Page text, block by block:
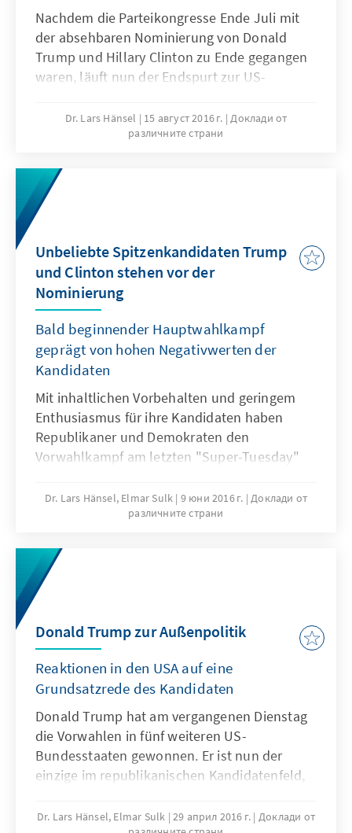
Nachdem die Parteikongresse Ende Juli mit
der absehbaren Nominierung von Donald
Trump und Hillary Clinton zu Ende gegangen
waren, läuft nun der Endspurt zur US-
Jetzt richtet sich im Hauptwahlkampf der
Fokus der Kandidaten nicht mehr vorrangig
allgemeine Wahlvolk. Dabei könnten die
Unterschiede unter den Kandidaten auch
weiterhin größer nicht sein. Gilt Clinton als die
Trump als der ultimative Anti-Establishment-
Kandidat, der disruptiv alles auf den Kopf
stellen will.
Dr. Lars Hänsel 15 август 2016 г. Доклади от
различните страни
Unbeliebte Spitzenkandidaten Trump
und Clinton stehen vor der
Nominierung
Bald beginnender Hauptwahlkampf
geprägt von hohen Negativwerten der
Kandidaten
Mit inhaltlichen Vorbehalten und geringem
Enthusiasmus für ihre Kandidaten haben
Republikaner und Demokraten den
Vorwahlkampf am letzten "Super-Tuesday"
abgeschlossen. Allein in Washington DC wird
noch am 14. Juni 2016 gewählt.
Dr. Lars Hänsel, Elmar Sulk 9 юни 2016 г. Доклади от
различните страни
Donald Trump zur Außenpolitik
Reaktionen in den USA auf eine
Grundsatzrede des Kandidaten
Donald Trump hat am vergangenen Dienstag
die Vorwahlen in fünf weiteren US-
Bundesstaaten gewonnen. Er ist nun der
einzige im republikanischen Kandidatenfeld,
erreichen könnte, um auf dem Juli-Parteitag
Dr. Lars Hänsel, Elmar Sulk 29 април 2016 г. Доклади от